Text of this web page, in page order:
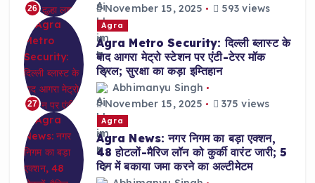
26
November 15, 2025
593 views
27
Agra
Agra Metro Security: दिल्ली ब्लास्ट के
बाद आगरा मेट्रो स्टेशन पर एंटी-टेरर मॉक
ड्रिल; सुरक्षा का कड़ा इम्तिहान
Abhimanyu Singh
November 15, 2025
375 views
Agra
Agra News: नगर निगम का बड़ा एक्शन,
48 होटलों-मैरिज लॉन को कुर्की वारंट जारी; 5
दिन में बकाया जमा करने का अल्टीमेटम